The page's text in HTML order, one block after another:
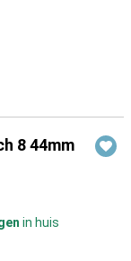
8 44mm
in huis